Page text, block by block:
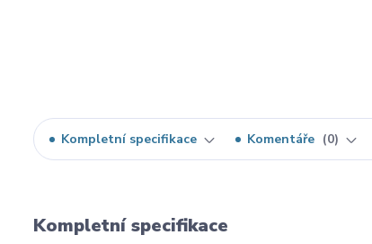
Kompletní specifikace Komentáře 0
Kompletní specifikace